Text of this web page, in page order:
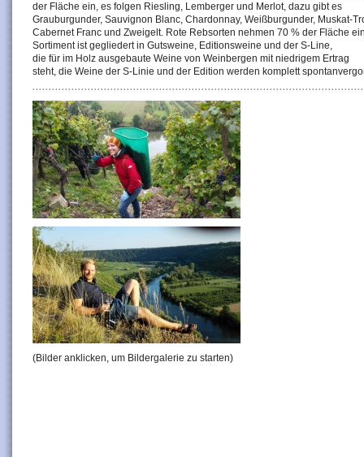
der Fläche ein, es folgen Riesling, Lemberger und Merlot, dazu gibt es
Grauburgunder, Sauvignon Blanc, Chardonnay, Weißburgunder, Muskat-
Cabernet Franc und Zweigelt. Rote Rebsorten nehmen 70 % der Fläche
Sortiment ist gegliedert in Gutsweine, Editionsweine und der S-Line,
die für im Holz ausgebaute Weine von Weinbergen mit niedrigem Ertrag
steht, die Weine der S-Linie und der Edition werden komplett
(Bilder anklicken, um Bildergalerie zu starten)